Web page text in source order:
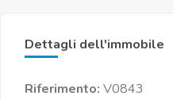
Dettagli dell'immobile
Riferimento: V0843